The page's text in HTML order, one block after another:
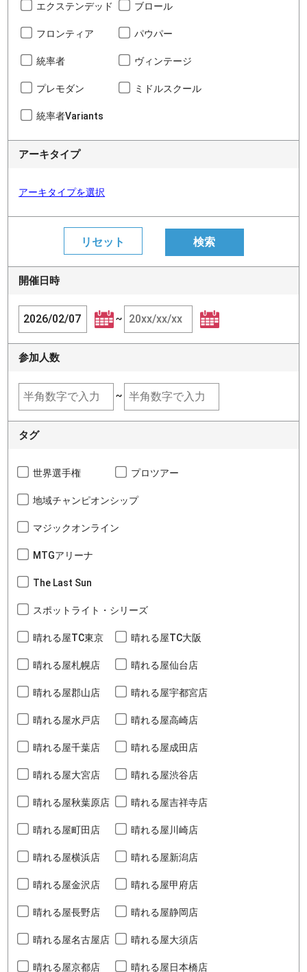
エクステンデッド ブロール
フロンティア パウパー
統率者 ヴィンテージ
プレモダン ミドルスクール
統率者Variants
アーキタイプ
アーキタイプを選択
開催日時
~
参加人数
~
タグ
世界選手権 プロツアー
地域チャンピオンシップ
マジックオンライン
MTGアリーナ
The Last Sun
スポットライト・シリーズ
晴れる屋TC東京 晴れる屋TC大阪
晴れる屋札幌店 晴れる屋仙台店
晴れる屋郡山店 晴れる屋宇都宮店
晴れる屋水戸店 晴れる屋高崎店
晴れる屋千葉店 晴れる屋成田店
晴れる屋大宮店 晴れる屋渋谷店
晴れる屋秋葉原店 晴れる屋吉祥寺店
晴れる屋町田店 晴れる屋川崎店
晴れる屋横浜店 晴れる屋新潟店
晴れる屋金沢店 晴れる屋甲府店
晴れる屋長野店 晴れる屋静岡店
晴れる屋名古屋店 晴れる屋大須店
晴れる屋京都店 晴れる屋日本橋店